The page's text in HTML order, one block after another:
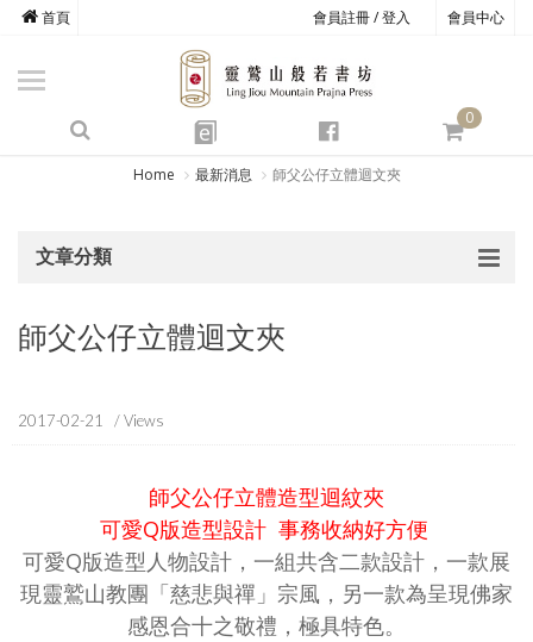
會員註冊 / 登入 會員中心
首頁
e
0
商品總覽
心道書庫
靈鷲叢書
心靈影音
Home 最新消息 師父公仔立體迴文夾
文章分類
師父公仔立體迴文夾
2017-02-21 / Views
師父公仔立體造型迴紋夾
可愛Q版造型設計 事務收納好方便
可愛Q版造型人物設計，一組共含二款設計，一款展
現靈鷲山教團「慈悲與禪」宗風，另一款為呈現佛家
感恩合十之敬禮，極具特色。